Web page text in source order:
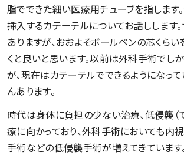
脂でできた細い医療用チューブを指します
挿入するカテーテルについてお話しします
ありますが、おおよそボールペンの芯くら
くと良いと思います。以前は外科手術でし
が、現在はカテーテルでできるようになっ
んあります。
時代は身体に負担の少ない治療、低侵襲（
療に向かっており、外科手術においても内
手術などの低侵襲手術が増えてきています